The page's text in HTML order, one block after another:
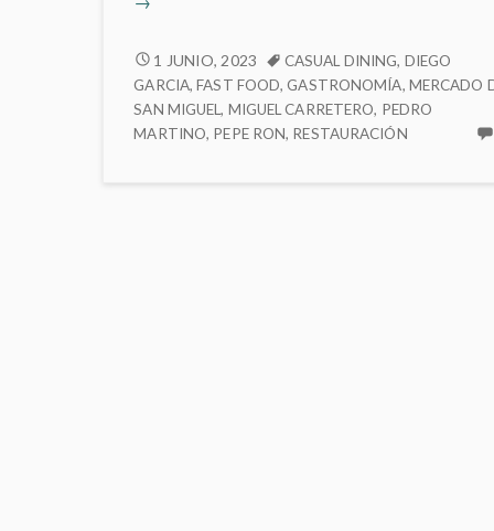
MI
PERSONAJE
DEL
MES:
1 JUNIO, 2023 CASUAL DINING, DIEGO
GARCIA,FAST FOOD,GASTRONOMÍA, MERCADO
SAN MIGUEL, MIGUEL CARRETERO, PEDRO
MARTINO, PEPE RON, RESTAURACIÓN